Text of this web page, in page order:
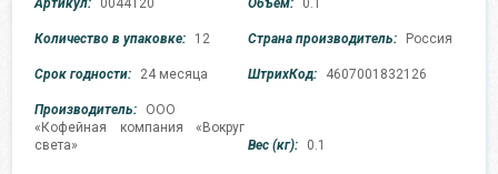
Артикул: 0044120 Объём: 0.1
Количество в упаковке: 12 Страна производитель: Россия
Срок годности: 24 месяца ШтрихКод: 4607001832126
Производитель:
ООО
«Кофейная компания «Вокруг
света»
Вес (кг): 0.1